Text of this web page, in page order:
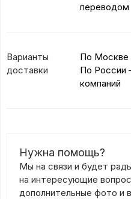
переводом
Варианты
доставки
По Москве
По России
компаний
Нужна помощь?
Мы на связи и будет
на интересующие
дополнительные фото и